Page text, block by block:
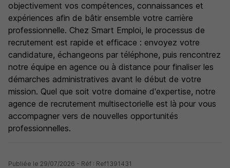
objectivement vos compétences, connaissances et
expériences afin de bâtir ensemble votre carrière
professionnelle. Chez Smart Emploi, le processus de
recrutement est rapide et efficace : envoyez votre
candidature, échangeons par téléphone, puis rencontrez
notre équipe en agence ou à distance pour finaliser les
démarches administratives avant le début de votre
mission. Quel que soit votre domaine d'expertise, notre
agence de recrutement multisectorielle est là pour vous
accompagner vers de nouvelles opportunités
professionnelles.
Publiée le 29/07/2026 - Réf : Ref1391431